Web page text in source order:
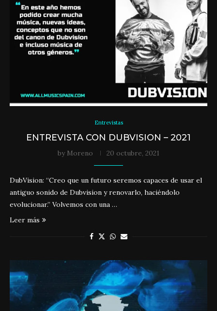
Entrevistas
ENTREVISTA CON DUBVISION – 2021
by Moreno 20 octubre, 2021
DubVision: “Creo que un futuro seremos capaces de usar el
antiguo sonido de Dubvision y renovarlo, haciéndolo
evolucionar.” Volvemos con una …
Leer más